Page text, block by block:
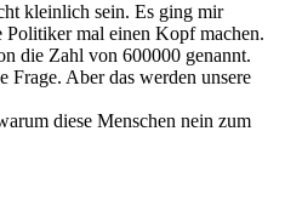
kleinlich sein. Es ging mir
Politiker mal einen Kopf machen.
die Zahl von 600000 genannt.
Frage. Aber das werden unsere
diese Menschen nein zum